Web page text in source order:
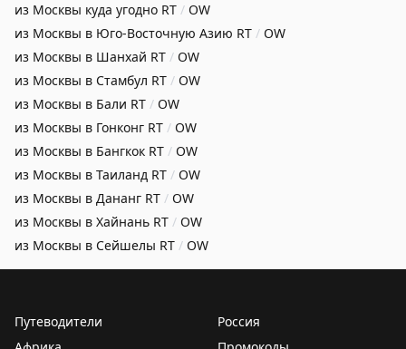
из Москвы куда угодно RT / OW
из Москвы в Юго-Восточную Азию RT / OW
из Москвы в Шанхай RT / OW
из Москвы в Стамбул RT / OW
из Москвы в Бали RT / OW
из Москвы в Гонконг RT / OW
из Москвы в Бангкок RT / OW
из Москвы в Таиланд RT / OW
из Москвы в Дананг RT / OW
из Москвы в Хайнань RT / OW
из Москвы в Сейшелы RT / OW
Путеводители
Россия